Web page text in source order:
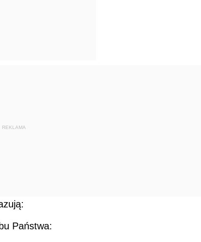
REKLAMA
Państwa: